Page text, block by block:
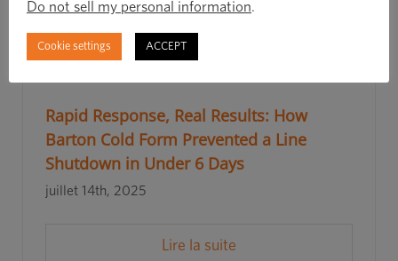
Rapid Response, Real Results: How
Barton Cold Form Prevented a Line
Shutdown in Under 6 Days
juillet 14th, 2025
Lire la suite
Do not sell my personal information.
Cookie settings ACCEPT